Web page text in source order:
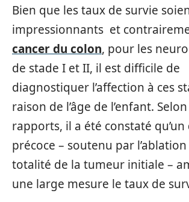
Bien que les taux de survie
impressionnants et
cancer du colon, pour les
de stade I et II, il est difficile de
diagnostiquer l’affection à ces
raison de l’âge de l’enfant.
rapports, il a été constaté
précoce – soutenu par
totalité de la tumeur initiale –
une large mesure le taux de